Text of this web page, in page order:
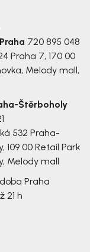
720 895 048
Praha 7, 170 00
Melody mall,
Štěrboholy
532 Praha-
109 00 Retail Park
Melody mall
Praha
21 h